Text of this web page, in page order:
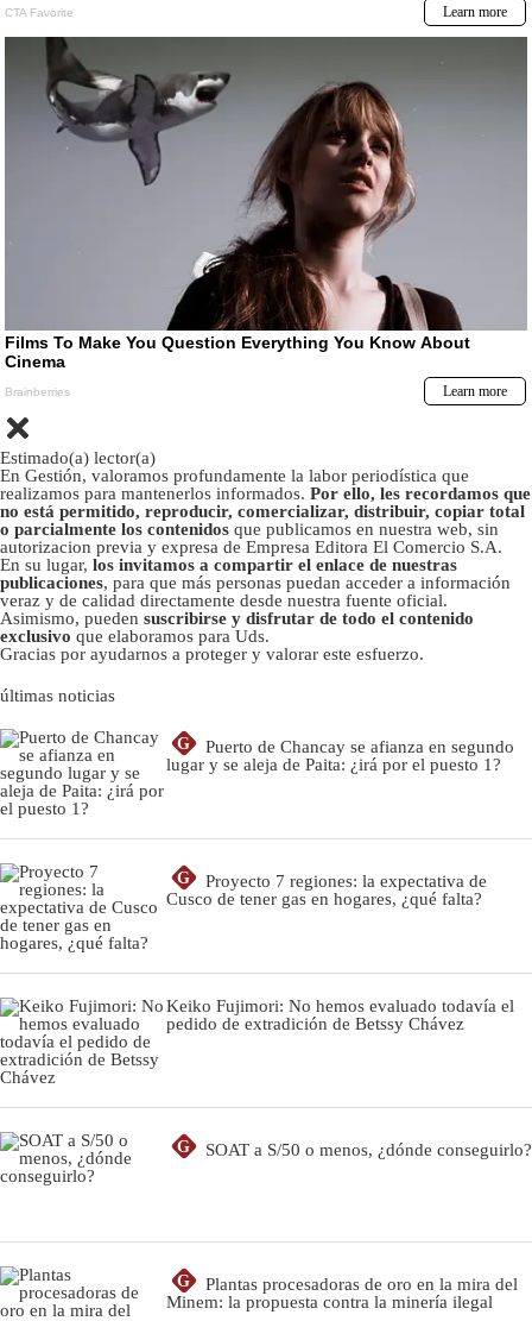
Estimado(a) lector(a)
En Gestión, valoramos profundamente la labor periodística que
realizamos para mantenerlos informados. Por ello, les recordamos que
no está permitido, reproducir, comercializar, distribuir, copiar total
o parcialmente los contenidos que publicamos en nuestra web, sin
autorizacion previa y expresa de Empresa Editora El Comercio S.A.
En su lugar, los invitamos a compartir el enlace de nuestras
publicaciones, para que más personas puedan acceder a información
veraz y de calidad directamente desde nuestra fuente oficial.
Asimismo, pueden suscribirse y disfrutar de todo el contenido
exclusivo que elaboramos para Uds.
Gracias por ayudarnos a proteger y valorar este esfuerzo.
últimas noticias
G
Puerto de Chancay se afianza en segundo
lugar y se aleja de Paita: ¿irá por el puesto 1?
G
Proyecto 7 regiones: la expectativa de
Cusco de tener gas en hogares, ¿qué falta?
Keiko Fujimori: No hemos evaluado todavía el
pedido de extradición de Betssy Chávez
G SOAT a S/50 o menos, ¿dónde conseguirlo?
G
Plantas procesadoras de oro en la mira del
Minem: la propuesta contra la minería ilegal